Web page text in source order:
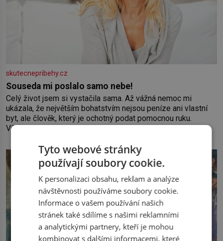
skutecnepribehy.cz
Souseda mi poslalo samo nebe!
Celý život jsem si vystačila sama. Až vážná nemoc mi
ukázala, že největším bohatstvím nejsou peníze ani vlastní
byt, ale člověk, který je ochotný podat pomocnou ruku.
Vždycky jsem byla spíš samotářka. Nepotřebovala jsem
práce a hlavně klid. Hned po studiích jsem odešla z rodného
Tyto webové stránky
používají soubory cookie.
K personalizaci obsahu, reklam a analýze
návštěvnosti používáme soubory cookie.
Informace o vašem používání našich
stránek také sdílíme s našimi reklamními
a analytickými partnery, kteří je mohou
kombinovat s dalšími informacemi, které